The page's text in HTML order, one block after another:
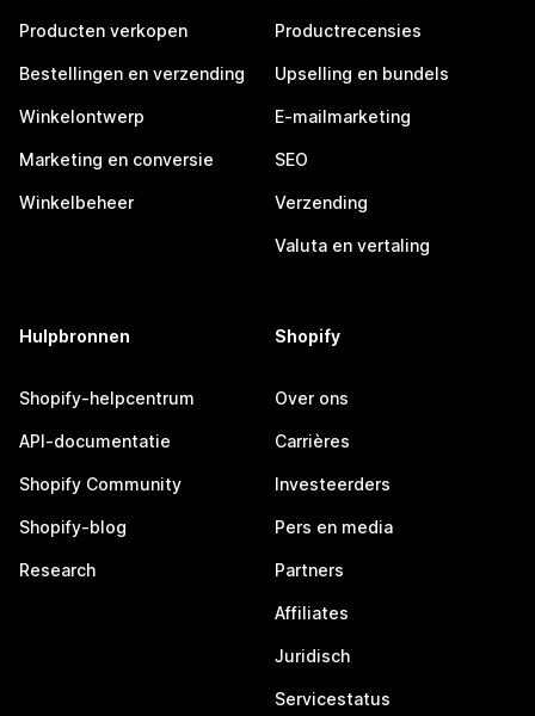
Producten verkopen
Bestellingen en verzending
Winkelontwerp
Marketing en conversie
Winkelbeheer
Productrecensies
Upselling en bundels
E-mailmarketing
SEO
Verzending
Valuta en vertaling
Hulpbronnen
Shopify-helpcentrum
API-documentatie
Shopify Community
Shopify-blog
Research
Shopify
Over ons
Carrières
Investeerders
Pers en media
Partners
Affiliates
Juridisch
Servicestatus